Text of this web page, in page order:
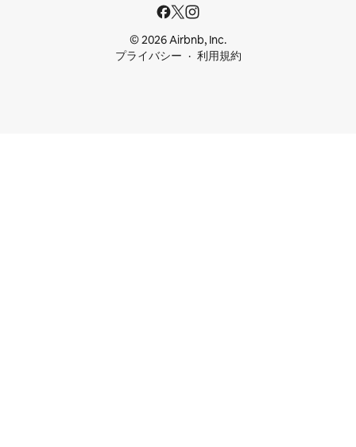
© 2026 Airbnb, Inc.
プライバシー
利用規約